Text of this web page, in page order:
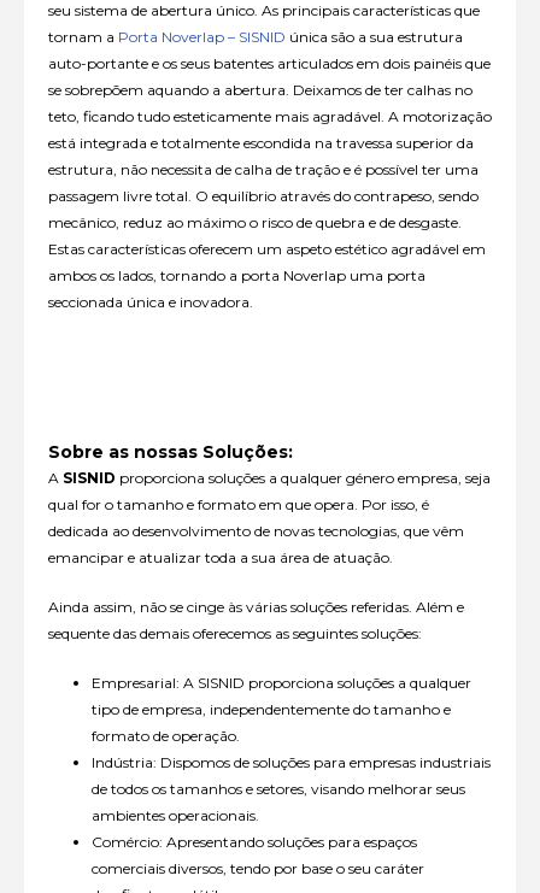
seu sistema de abertura único. As principais características que
tornam a Porta Noverlap – SISNID única são a sua estrutura
auto-portante e os seus batentes articulados em dois painéis que
se sobrepõem aquando a abertura. Deixamos de ter calhas no
teto, ficando tudo esteticamente mais agradável. A motorização
está integrada e totalmente escondida na travessa superior da
estrutura, não necessita de calha de tração e é possível ter uma
passagem livre total. O equilíbrio através do contrapeso, sendo
mecânico, reduz ao máximo o risco de quebra e de desgaste.
Estas características oferecem um aspeto estético agradável em
ambos os lados, tornando a porta Noverlap uma porta
seccionada única e inovadora.
Sobre as nossas Soluções:
A SISNID proporciona soluções a qualquer género empresa, seja
qual for o tamanho e formato em que opera. Por isso, é
dedicada ao desenvolvimento de novas tecnologias, que vêm
emancipar e atualizar toda a sua área de atuação.
Ainda assim, não se cinge às várias soluções referidas. Além e
sequente das demais oferecemos as seguintes soluções:
Empresarial: A SISNID proporciona soluções a qualquer
tipo de empresa, independentemente do tamanho e
formato de operação.
Indústria: Dispomos de soluções para empresas industriais
de todos os tamanhos e setores, visando melhorar seus
ambientes operacionais.
Comércio: Apresentando soluções para espaços
comerciais diversos, tendo por base o seu caráter